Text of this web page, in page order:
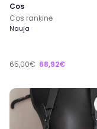
Cos
Cos rankinė
Nauja
65,00€ 68,92€